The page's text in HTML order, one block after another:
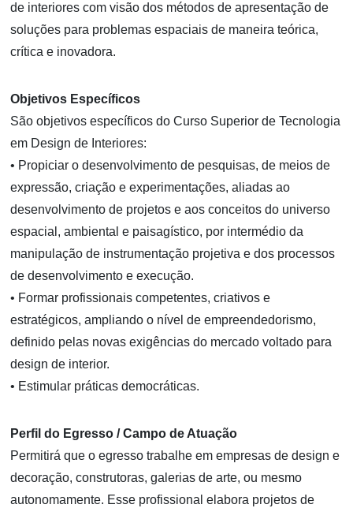
de interiores com visão dos métodos de apresentação de
soluções para problemas espaciais de maneira teórica,
crítica e inovadora.
Objetivos Específicos
São objetivos específicos do Curso Superior de Tecnologia
em Design de Interiores:
• Propiciar o desenvolvimento de pesquisas, de meios de
expressão, criação e experimentações, aliadas ao
desenvolvimento de projetos e aos conceitos do universo
espacial, ambiental e paisagístico, por intermédio da
manipulação de instrumentação projetiva e dos processos
de desenvolvimento e execução.
• Formar profissionais competentes, criativos e
estratégicos, ampliando o nível de empreendedorismo,
definido pelas novas exigências do mercado voltado para
design de interior.
• Estimular práticas democráticas.
Perfil do Egresso / Campo de Atuação
Permitirá que o egresso trabalhe em empresas de design e
decoração, construtoras, galerias de arte, ou mesmo
autonomamente. Esse profissional elabora projetos de